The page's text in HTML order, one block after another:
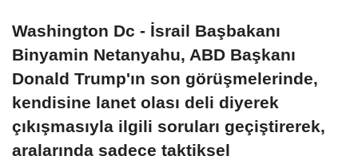
Washington Dc - İsrail Başbakanı
Binyamin Netanyahu, ABD Başkanı
Donald Trump'ın son görüşmelerinde,
kendisine lanet olası deli diyerek
çıkışmasıyla ilgili soruları geçiştirerek,
aralarında sadece taktiksel